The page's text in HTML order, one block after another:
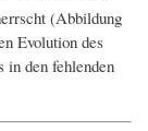
(Abbildung
Evolution des
den fehlenden